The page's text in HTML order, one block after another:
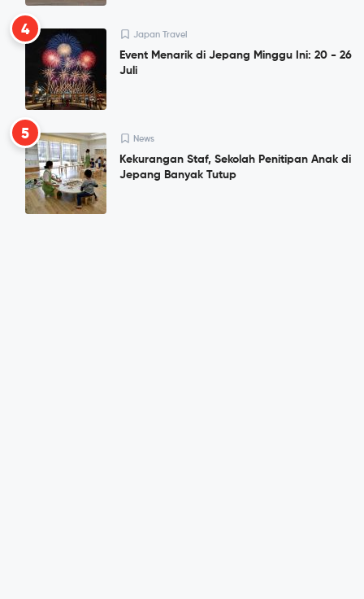
4 Japan Travel
Event Menarik di Jepang Minggu Ini: 20 - 26
Juli
5 News
Kekurangan Staf, Sekolah Penitipan Anak di
Jepang Banyak Tutup